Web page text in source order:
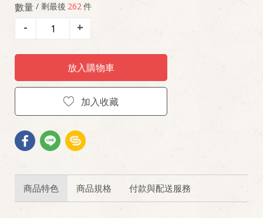
數量 / 剩最後 262件
- +
放入購物車
加入收藏
商品特色 商品規格 付款與配送服務